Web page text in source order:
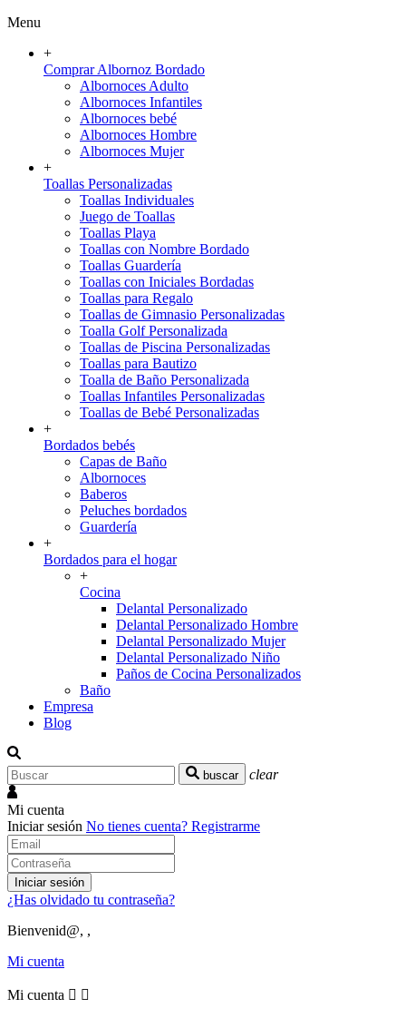
Menu
+
Comprar Albornoz Bordado
Albornoces Adulto
Albornoces Infantiles
Albornoces bebé
Albornoces Hombre
Albornoces Mujer
+
Toallas Personalizadas
Toallas Individuales
Juego de Toallas
Toallas Playa
Toallas con Nombre Bordado
Toallas Guardería
Toallas con Iniciales Bordadas
Toallas para Regalo
Toallas de Gimnasio Personalizadas
Toalla Golf Personalizada
Toallas de Piscina Personalizadas
Toallas para Bautizo
Toalla de Baño Personalizada
Toallas Infantiles Personalizadas
Toallas de Bebé Personalizadas
+
Bordados bebés
Capas de Baño
Albornoces
Baberos
Peluches bordados
Guardería
+
Bordados para el hogar
+
Cocina
Delantal Personalizado
Delantal Personalizado Hombre
Delantal Personalizado Mujer
Delantal Personalizado Niño
Paños de Cocina Personalizados
Baño
Empresa
Blog
buscar clear
Mi cuenta
Iniciar sesión No tienes cuenta? Registrarme
Iniciar sesión
¿Has olvidado tu contraseña?
Bienvenid@, ,
Mi cuenta
Mi cuenta  